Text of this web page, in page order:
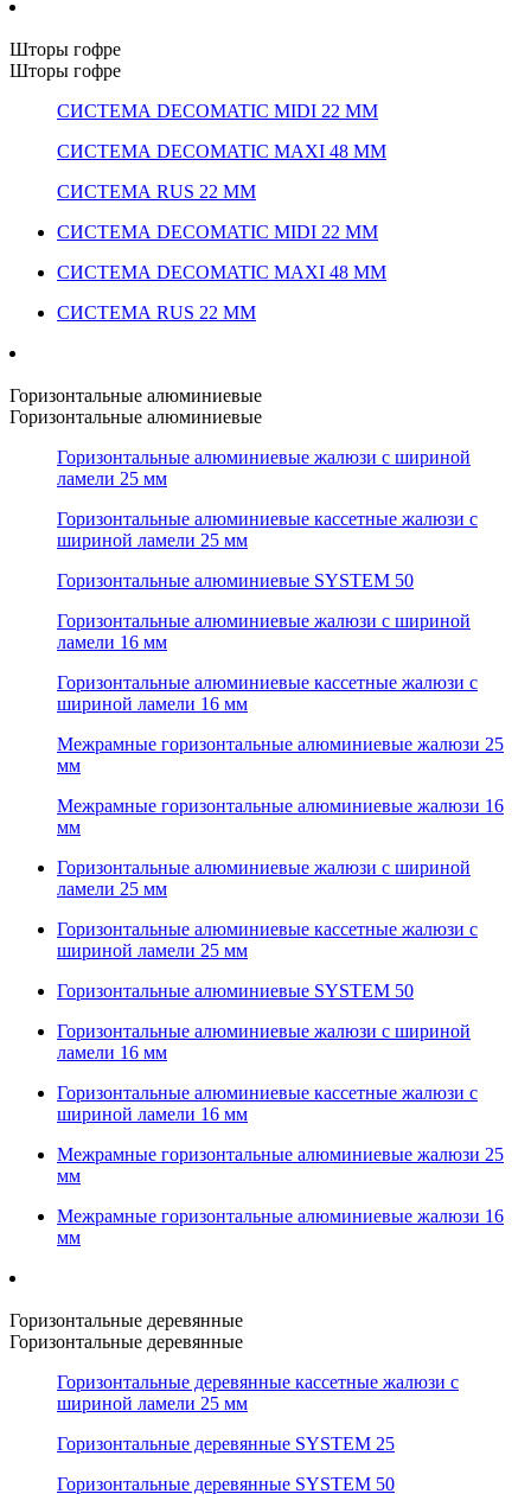
Шторы гофре
Шторы гофре
СИСТЕМА DECOMATIC MIDI 22 ММ
СИСТЕМА DECOMATIC MAXI 48 ММ
СИСТЕМА RUS 22 ММ
СИСТЕМА DECOMATIC MIDI 22 ММ
СИСТЕМА DECOMATIC MAXI 48 ММ
СИСТЕМА RUS 22 ММ
Горизонтальные алюминиевые
Горизонтальные алюминиевые
Горизонтальные алюминиевые жалюзи с шириной
ламели 25 мм
Горизонтальные алюминиевые кассетные жалюзи с
шириной ламели 25 мм
Горизонтальные алюминиевые SYSTEM 50
Горизонтальные алюминиевые жалюзи с шириной
ламели 16 мм
Горизонтальные алюминиевые кассетные жалюзи с
шириной ламели 16 мм
Межрамные горизонтальные алюминиевые жалюзи 25
мм
Межрамные горизонтальные алюминиевые жалюзи 16
мм
Горизонтальные алюминиевые жалюзи с шириной
ламели 25 мм
Горизонтальные алюминиевые кассетные жалюзи с
шириной ламели 25 мм
Горизонтальные алюминиевые SYSTEM 50
Горизонтальные алюминиевые жалюзи с шириной
ламели 16 мм
Горизонтальные алюминиевые кассетные жалюзи с
шириной ламели 16 мм
Межрамные горизонтальные алюминиевые жалюзи 25
мм
Межрамные горизонтальные алюминиевые жалюзи 16
мм
Горизонтальные деревянные
Горизонтальные деревянные
Горизонтальные деревянные кассетные жалюзи с
шириной ламели 25 мм
Горизонтальные деревянные SYSTEM 25
Горизонтальные деревянные SYSTEM 50